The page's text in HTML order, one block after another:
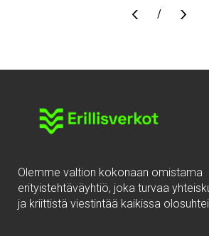
Sivu
/
Olemme valtion kokonaan omistama
erityistehtäväyhtiö, joka turvaa
ja kriittistä viestintää kaikissa